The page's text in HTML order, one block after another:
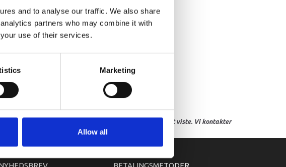
and to analyse our traffic. We also share
partners who may combine it with
use of their services.
Marketing
Allow all
som ikke kan leveres, eller hvor prisen afviger fra det viste. Vi kontakter
BETALINGSMETODER